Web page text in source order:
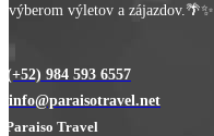
výberom výletov a zájazdov.🌴✨
(+52) 984 593 6557
info@paraisotravel.net
Paraiso Travel